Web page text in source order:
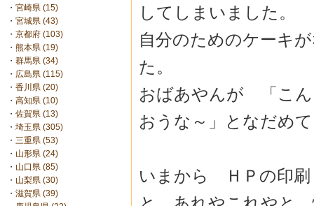
・ 宮崎県 (15)
・ 宮城県 (43)
・ 京都府 (103)
・ 熊本県 (19)
・ 群馬県 (34)
・ 広島県 (115)
・ 香川県 (20)
・ 高知県 (10)
・ 佐賀県 (13)
・ 埼玉県 (305)
・ 三重県 (53)
・ 山形県 (24)
・ 山口県 (85)
・ 山梨県 (30)
・ 滋賀県 (39)
してしまいました。
自分のためのケーキ
た。
おばあやんが 「こ
おうな～」となだめ
いまから ＨＰの印